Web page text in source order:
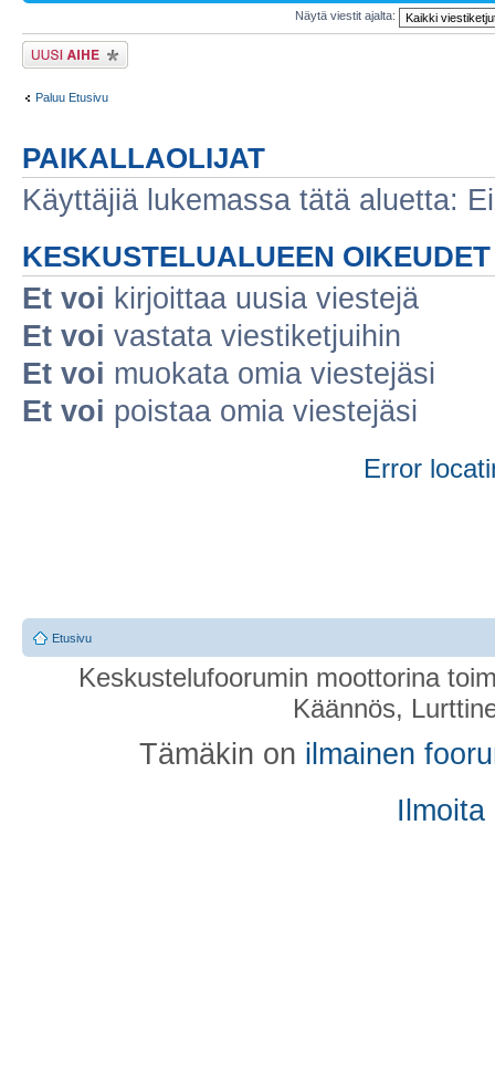
Näytä viestit ajalta:
Lähetä uusi viesti
Paluu Etusivu
PAIKALLAOLIJAT
Käyttäjiä lukemassa tätä aluetta:
KESKUSTELUALUEEN OIKEUDET
Et voi kirjoittaa uusia viestejä
Et voi vastata viestiketjuihin
Et voi muokata omia viestejäsi
Et voi poistaa omia viestejäsi
Error
Etusivu
Keskustelufoorumin moottorina
Käännös,
Tämäkin on ilmainen